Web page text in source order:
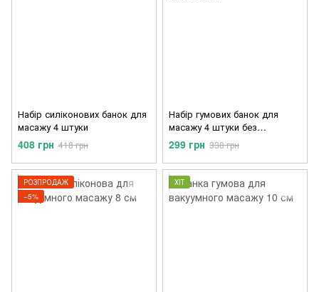
Набір силіконових банок для
масажу 4 штуки
408 грн 418 грн
Набір гумових банок для
масажу 4 штуки без
пакування
299 грн 338 грн
РОЗПРОДАЖ
−5%
ХІТ